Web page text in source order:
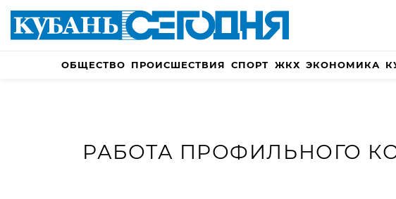
ОБЩЕСТВО ПРОИСШЕСТВИЯ СПОРТ ЖКХ ЭКОНОМИКА
РАБОТА ПРОФИЛЬНОГО